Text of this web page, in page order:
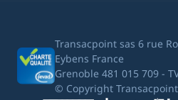
Transacpoint sas 6 rue
Eybens France
Grenoble 481 015 709 -
© Copyright